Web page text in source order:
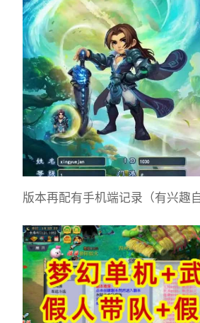
版本再配有手机端记录（有兴趣